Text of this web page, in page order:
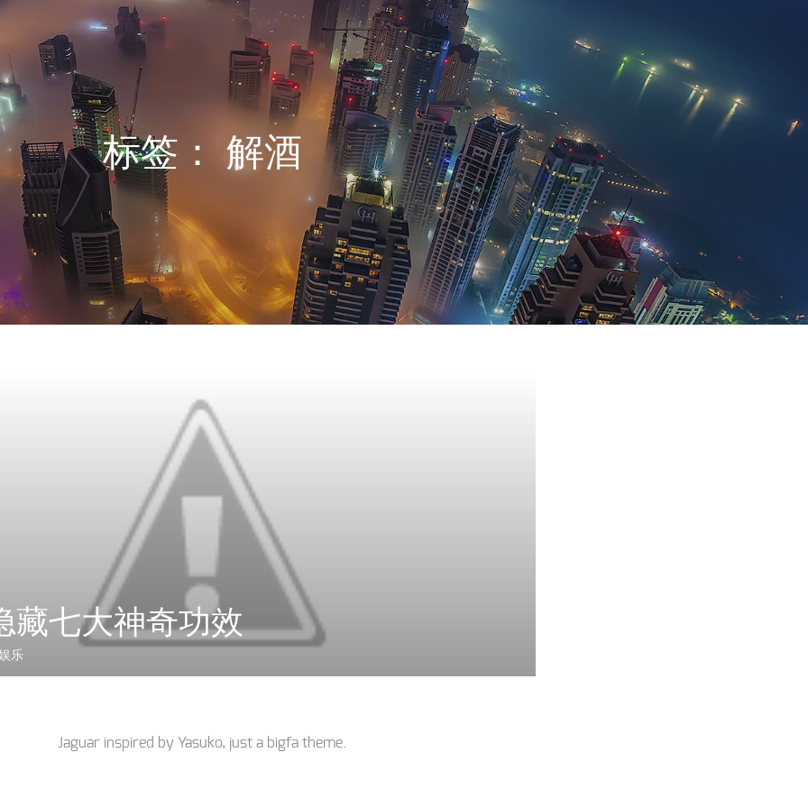
标签： 解酒
藏七大神奇功效
乐
Jaguar inspired by Yasuko, just a bigfa theme.